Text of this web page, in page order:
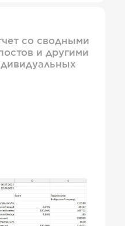
со сводными
и другими